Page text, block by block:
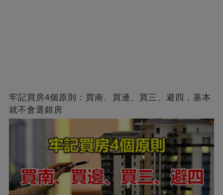
牢記買房4個原則：買南、買邊、買三、避四，基本
就不會選錯房